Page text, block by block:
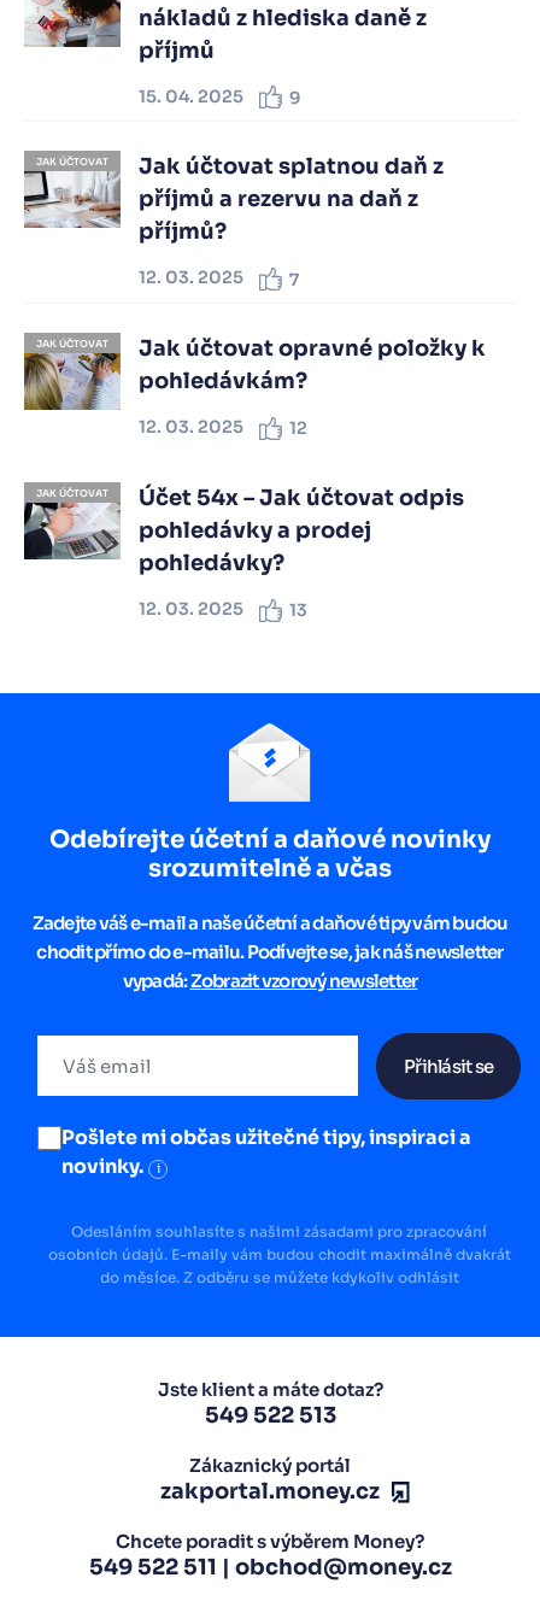
nákladů z hlediska daně z
příjmů
15. 04. 2025 9
JAK ÚČTOVAT
Jak účtovat splatnou daň z
příjmů a rezervu na daň z
příjmů?
12. 03. 2025 7
JAK ÚČTOVAT
Jak účtovat opravné položky k
pohledávkám?
12. 03. 2025 12
JAK ÚČTOVAT
Účet 54x – Jak účtovat odpis
pohledávky a prodej
pohledávky?
12. 03. 2025 13
Odebírejte účetní a daňové novinky
srozumitelně a včas
Zadejte váš e-mail a naše účetní a daňové tipy vám budou
chodit přímo do e-mailu. Podívejte se, jak náš newsletter
vypadá:Zobrazit vzorový newsletter
Přihlásit se
Pošlete mi občas užitečné tipy, inspiraci a
novinky.
i
Odesláním souhlasíte s našimi zásadami pro zpracování
osobních údajů. E-maily vám budou chodit maximálně dvakrát
do měsíce. Z odběru se můžete kdykoliv odhlásit
Jste klient a máte dotaz?
549 522 513
Zákaznický portál
zakportal.money.cz
Chcete poradit s výběrem Money?
549 522 511 | obchod@money.cz